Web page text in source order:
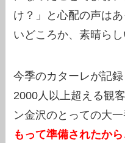
け？」と心配の声は
いどころか、素晴ら
今季のカターレが記
2000人以上超える観
ン金沢のとっての大
もって準備されたか